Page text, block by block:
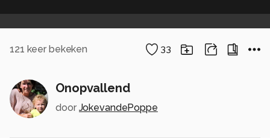
121 keer bekeken 33
Onopvallend
door JokevandePoppe